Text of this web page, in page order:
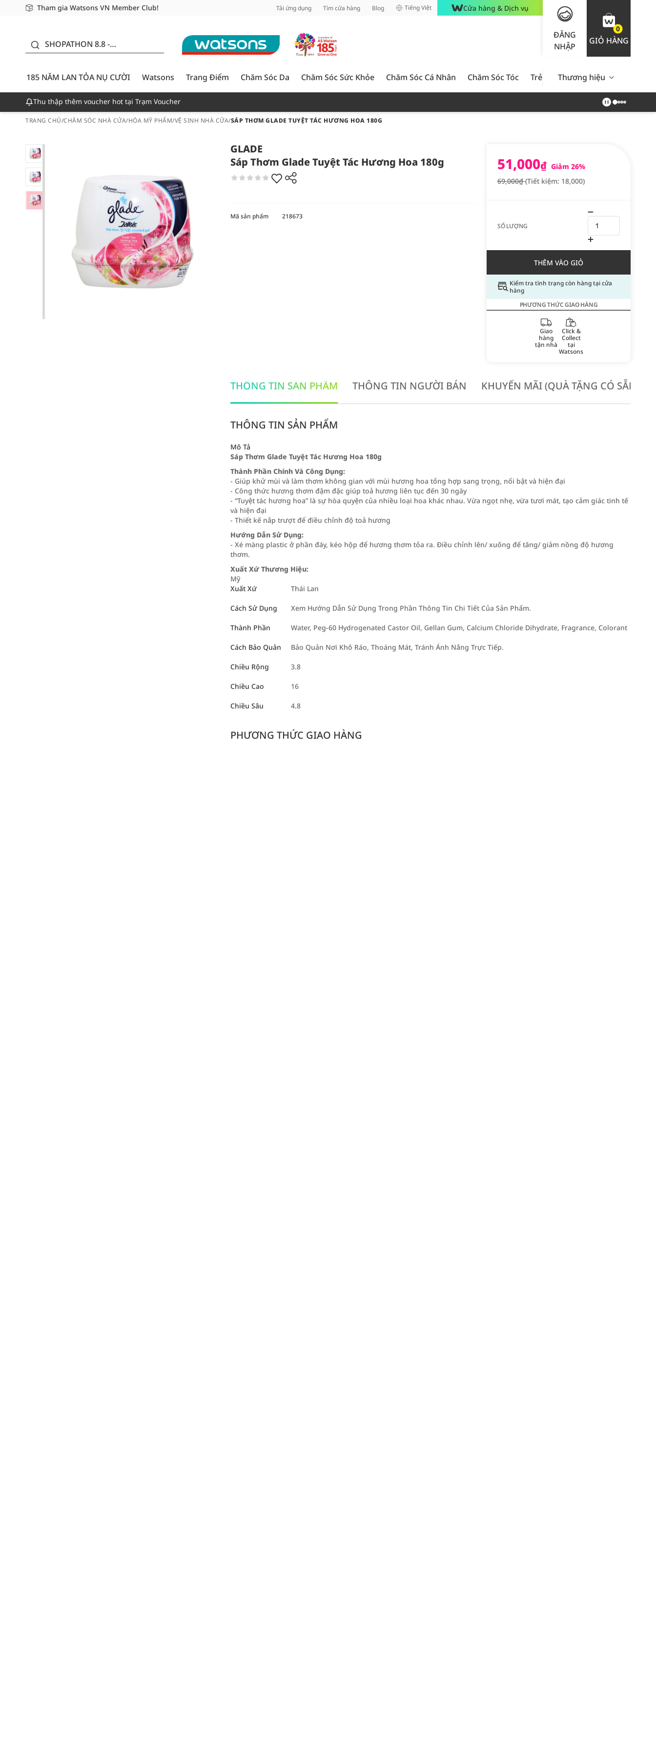
Tham gia Watsons VN Member Club!
Miễn phí giao hàng cho đơn hàng từ 249,000Đ
Giao hàng nhanh 24h - Áp dụng khu vực TP. Hồ Chí Minh Tải ứng dụng Tìm cửa hàng Blog Tiếng Việt Cửa hàng & Dịch vụ
ĐĂNG
NHẬP
0
GIỎ HÀNG
SHOPATHON 8.8 -
CƯỜI - GIẢM ĐẾN
50%
185 NĂM LAN TỎA NỤ CƯỜI
Watsons Trang Điểm Chăm Sóc Da Chăm Sóc Sức Khỏe Chăm Sóc Cá Nhân Chăm Sóc Tóc Trẻ Em Nam Giới Chăm Sóc
Thương hiệu
Thu thập thêm voucher hot tại Trạm Voucher
TRANG CHỦ/CHĂM SÓC NHÀ CỬA/HÓA MỸ PHẨM/VỆ SINH NHÀ CỬA/SÁP THƠM GLADE TUYỆT TÁC HƯƠNG HOA 180G
GLADE
Sáp Thơm Glade Tuyệt Tác Hương Hoa 180g
51,000₫ Giảm 26%
69,000₫(Tiết kiệm: 18,000)
SỐ LƯỢNG
THÊM VÀO GIỎ
Kiểm tra tình trạng còn hàng tại cửa
hàng
PHƯƠNG THỨC GIAO HÀNG
Giao
hàng
tận nhà
Click &
Collect
tại
Watsons
Mã sản phẩm 218673
THÔNG TIN SẢN PHẨM THÔNG TIN NGƯỜI BÁN KHUYẾN MÃI (QUÀ TẶNG CÓ SẴN
THÔNG TIN SẢN PHẨM
Mô Tả
Sáp Thơm Glade Tuyệt Tác Hương Hoa 180g
Thành Phần Chính Và Công Dụng:
- Giúp khử mùi và làm thơm không gian với mùi hương hoa tổng hợp sang trọng, nổi bật và hiện đại
- Công thức hương thơm đậm đặc giúp toả hương liên tục đến 30 ngày
- “Tuyệt tác hương hoa” là sự hòa quyện của nhiều loại hoa khác nhau. Vừa ngọt nhẹ, vừa tươi mát, tạo cảm giác tinh tế
và hiện đại
- Thiết kế nắp trượt để điều chỉnh độ toả hương
Hướng Dẫn Sử Dụng:
- Xé màng plastic ở phần đáy, kéo hộp để hương thơm tỏa ra. Điều chỉnh lên/ xuống để tăng/ giảm nồng độ hương
thơm.
Xuất Xứ Thương Hiệu:
Mỹ
Xuất Xứ
Thái Lan
Cách Sử Dụng Xem Hướng Dẫn Sử Dụng Trong Phần Thông Tin Chi Tiết Của Sản Phẩm.
Thành Phần Water, Peg-60 Hydrogenated Castor Oil, Gellan Gum, Calcium Chloride Dihydrate, Fragrance, Colorant
Cách Bảo Quản Bảo Quản Nơi Khô Ráo, Thoáng Mát, Tránh Ánh Nắng Trực Tiếp.
Chiều Rộng 3.8
Chiều Cao 16
Chiều Sâu 4.8
PHƯƠNG THỨC GIAO HÀNG